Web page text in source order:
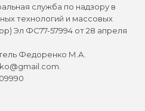
служба по надзору в
технологий и массовых
Эл ФС77-57994 от 28 апреля
Федоренко М.А.